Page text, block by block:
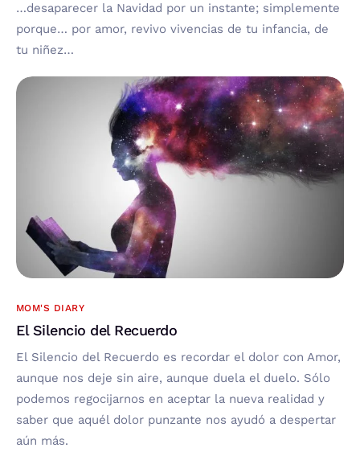
…desaparecer la Navidad por un instante; simplemente
porque… por amor, revivo vivencias de tu infancia, de
tu niñez…
MOM'S DIARY
El Silencio del Recuerdo
El Silencio del Recuerdo es recordar el dolor con Amor,
aunque nos deje sin aire, aunque duela el duelo. Sólo
podemos regocijarnos en aceptar la nueva realidad y
saber que aquél dolor punzante nos ayudó a despertar
aún más.